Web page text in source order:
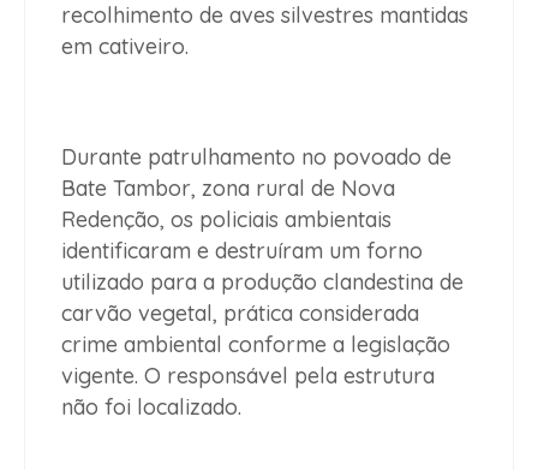
recolhimento de aves silvestres mantidas
em cativeiro.
Durante patrulhamento no povoado de
Bate Tambor, zona rural de Nova
Redenção, os policiais ambientais
identificaram e destruíram um forno
utilizado para a produção clandestina de
carvão vegetal, prática considerada
crime ambiental conforme a legislação
vigente. O responsável pela estrutura
não foi localizado.